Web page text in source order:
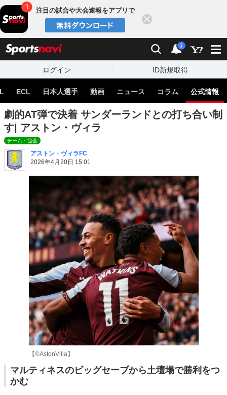
注目の試合や大会速報をアプリで
検索 通知
i
ログイン ID新規取得
ECL 日本人選手 動画 ニュース コラム 公式情報
劇的AT弾で決着 サンダーランドとの打ち合い制
す| アストン・ヴィラ
チーム・協会
アストン・ヴィラFC
2026年4月20日 15:01
【©︎AstonVilla】
マルティネスのビッグセーブから土壇場で勝利をつ
かむ